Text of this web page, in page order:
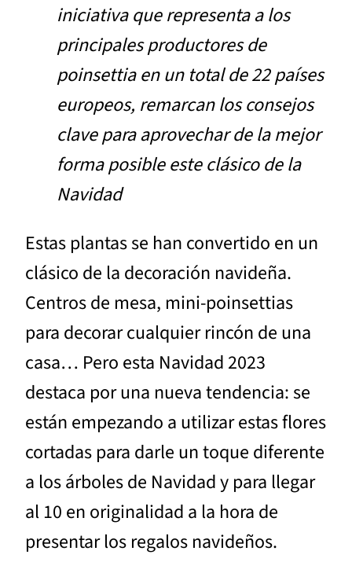
iniciativa que representa a los
principales productores de
poinsettia en un total de 22 países
europeos, remarcan los consejos
clave para aprovechar de la mejor
forma posible este clásico de la
Navidad
Estas plantas se han convertido en un
clásico de la decoración navideña.
Centros de mesa, mini-poinsettias
para decorar cualquier rincón de una
casa… Pero esta Navidad 2023
destaca por una nueva tendencia: se
están empezando a utilizar estas flores
cortadas para darle un toque diferente
a los árboles de Navidad y para llegar
al 10 en originalidad a la hora de
presentar los regalos navideños.